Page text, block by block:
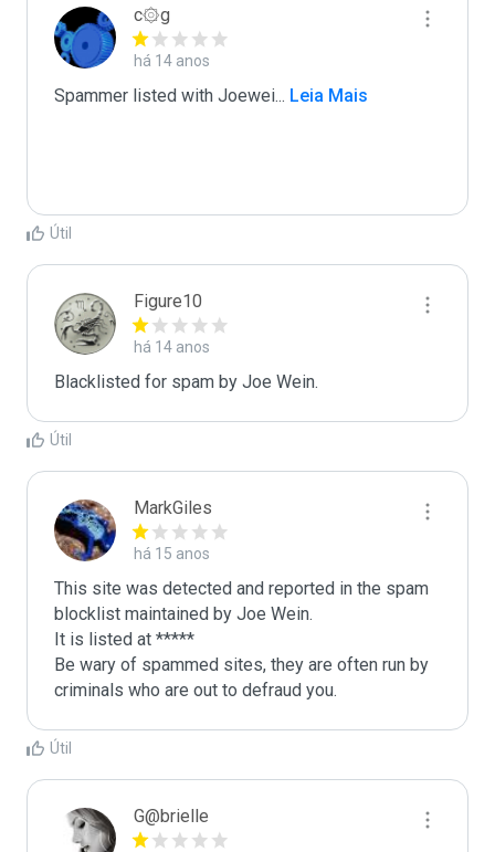
c۞g
há 14 anos
Spammer listed with Joewei... Leia Mais
Útil
Figure10
há 14 anos
Blacklisted for spam by Joe Wein.
Útil
MarkGiles
há 15 anos
This site was detected and reported in the spam
blocklist maintained by Joe Wein.
It is listed at *****
Be wary of spammed sites, they are often run by
criminals who are out to defraud you.
Útil
G@brielle